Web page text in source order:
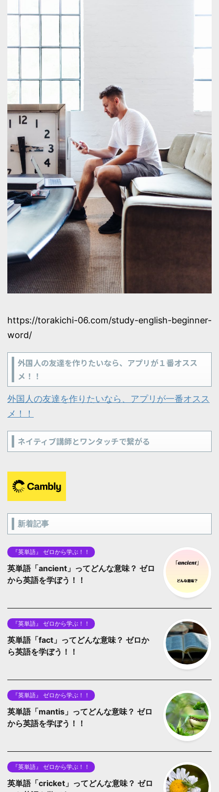
https://torakichi-06.com/study-english-beginner-
word/
外国人の友達を作りたいなら、アプリが１番オスス
メ！！
外国人の友達を作りたいなら、アプリが一番オスス
メ！！
ネイティブ講師とワンタッチで繋がる
新着記事
『英単語』 ゼロから学ぶ！！
英単語「ancient」ってどんな意味？ ゼロ
から英語を学ぼう！！
『英単語』 ゼロから学ぶ！！
英単語「fact」ってどんな意味？ ゼロか
ら英語を学ぼう！！
『英単語』 ゼロから学ぶ！！
英単語「mantis」ってどんな意味？ ゼロ
から英語を学ぼう！！
『英単語』 ゼロから学ぶ！！
英単語「cricket」ってどんな意味？ ゼロ